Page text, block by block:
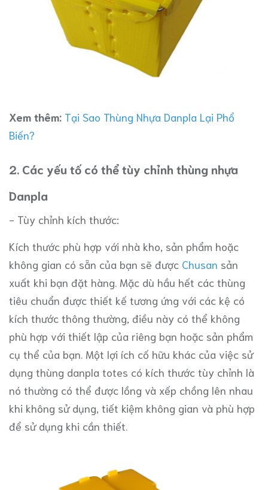
Xem thêm: Tại Sao Thùng Nhựa Danpla Lại Phổ
Biến?
2. Các yếu tố có thể tùy chỉnh thùng nhựa
Danpla
- Tùy chỉnh kích thước:
Kích thước phù hợp với nhà kho, sản phẩm hoặc
không gian có sẵn của bạn sẽ được Chusan sản
xuất khi bạn đặt hàng. Mặc dù hầu hết các thùng
tiêu chuẩn được thiết kế tương ứng với các kệ có
kích thước thông thường, điều này có thể không
phù hợp với thiết lập của riêng bạn hoặc sản phẩm
cụ thể của bạn. Một lợi ích cố hữu khác của việc sử
dụng thùng danpla totes có kích thước tùy chỉnh là
nó thường có thể được lồng và xếp chồng lên nhau
khi không sử dụng, tiết kiệm không gian và phù hợp
để sử dụng khi cần thiết.